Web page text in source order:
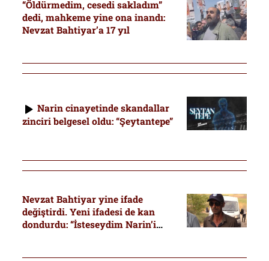
“Öldürmedim, cesedi sakladım”
dedi, mahkeme yine ona inandı:
Nevzat Bahtiyar’a 17 yıl
Narin cinayetinde skandallar
zinciri belgesel oldu: “Şeytantepe”
Nevzat Bahtiyar yine ifade
değiştirdi. Yeni ifadesi de kan
dondurdu: “İsteseydim Narin’i